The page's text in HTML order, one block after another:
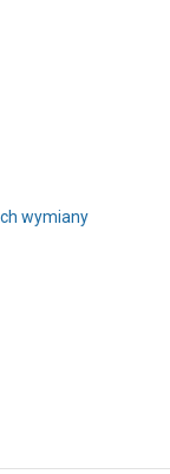
wymiany